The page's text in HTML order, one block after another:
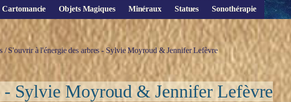
Cartomancie Objets Magiques Minéraux Statues Sonothérapie
/ S'ouvrir à l'énergie des arbres - Sylvie Moyroud & Jennifer Lefèvre
- Sylvie Moyroud & Jennifer Lefèvre